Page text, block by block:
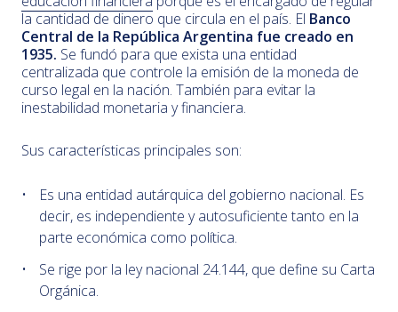
la cantidad de dinero que circula en el país. El Banco
Central de la República Argentina fue creado en
1935. Se fundó para que exista una entidad
centralizada que controle la emisión de la moneda de
curso legal en la nación. También para evitar la
inestabilidad monetaria y financiera.
Sus características principales son:
Es una entidad autárquica del gobierno nacional. Es
decir, es independiente y autosuficiente tanto en la
parte económica como política.
Se rige por la ley nacional 24.144, que define su Carta
Orgánica.